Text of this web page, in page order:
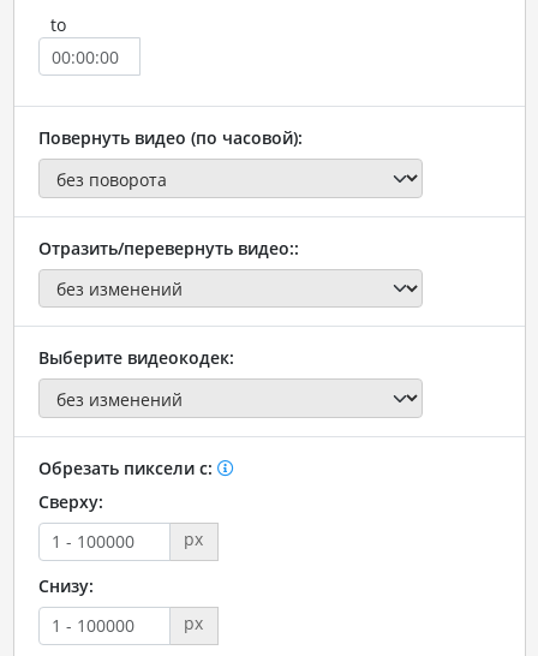
to
Повернуть видео (по часовой):
Отразить/перевернуть видео::
Выберите видеокодек:
Обрезать пиксели с:
Сверху:
px
Снизу:
px